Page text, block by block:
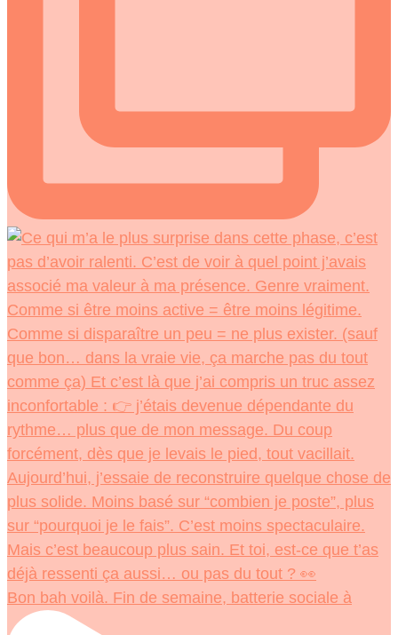
Bon bah voilà. Fin de semaine, batterie sociale à